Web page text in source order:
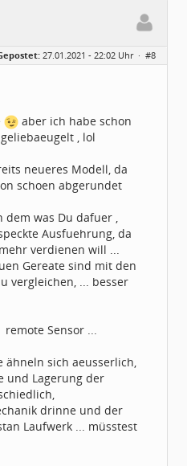
27.01.2021 - 22:02 Uhr · #8
aber ich habe schon
, lol
neueres Modell, da
schoen abgerundet
dem was Du dafuer ,
Ausfuehrung, da
verdienen will ...
Gereate sind mit den
vergleichen, ... besser
remote Sensor ...
ähneln sich aeusserlich,
und Lagerung der
drinne und der
Laufwerk ... müsstest